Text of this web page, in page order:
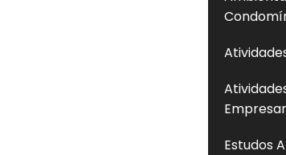
Estudos
Consulta
Se você está procurando por
qualificados, entendimento